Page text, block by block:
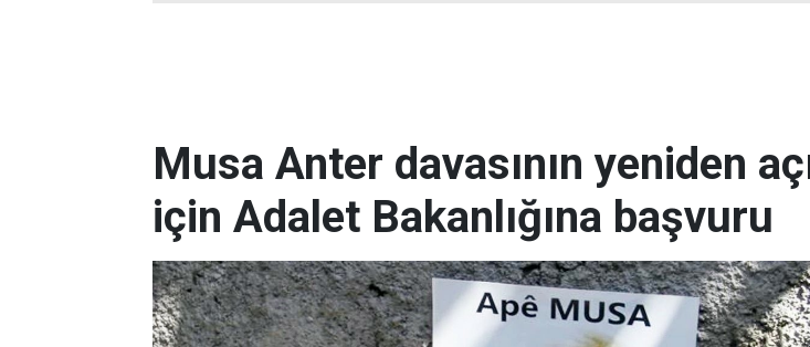
Musa Anter davasının yeniden
için Adalet Bakanlığına başvuru